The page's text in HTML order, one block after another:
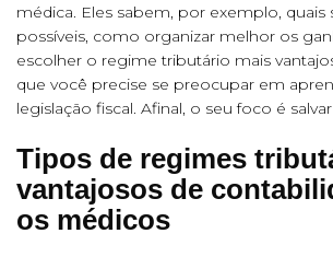
médica. Eles sabem, por exemplo, quais
possíveis, como organizar melhor os
escolher o regime tributário mais
que você precise se preocupar em
legislação fiscal. Afinal, o seu foco é
Tipos de regimes
vantajosos de
os médicos